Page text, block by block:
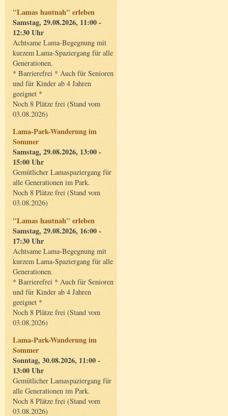
"Lamas hautnah" erleben
Samstag, 29.08.2026, 11:00 -
12:30 Uhr
Achtsame Lama-Begegnung mit
kurzem Lama-Spaziergang für alle
Generationen.
* Barrierefrei * Auch für Senioren
und für Kinder ab 4 Jahren
geeignet *
Noch 8 Plätze frei (Stand vom
03.08.2026)
Lama-Park-Wanderung im
Sommer
Samstag, 29.08.2026, 13:00 -
15:00 Uhr
Gemütlicher Lamaspaziergang für
alle Generationen im Park.
Noch 8 Plätze frei (Stand vom
03.08.2026)
"Lamas hautnah" erleben
Samstag, 29.08.2026, 16:00 -
17:30 Uhr
Achtsame Lama-Begegnung mit
kurzem Lama-Spaziergang für alle
Generationen.
* Barrierefrei * Auch für Senioren
und für Kinder ab 4 Jahren
geeignet *
Noch 8 Plätze frei (Stand vom
03.08.2026)
Lama-Park-Wanderung im
Sommer
Sonntag, 30.08.2026, 11:00 -
13:00 Uhr
Gemütlicher Lamaspaziergang für
alle Generationen im Park.
Noch 8 Plätze frei (Stand vom
03.08.2026)